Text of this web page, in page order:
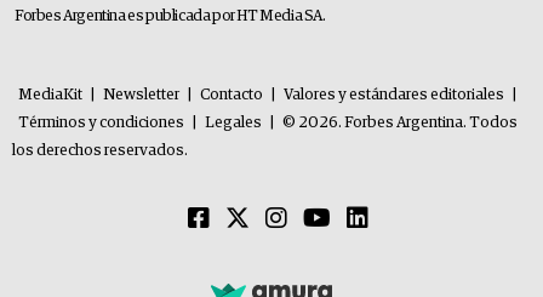
Forbes Argentina es publicada por HT Media SA.
MediaKit Newsletter Contacto Valores y estándares editoriales
Términos y condiciones
Legales
© 2026. Forbes Argentina. Todos
los derechos reservados.